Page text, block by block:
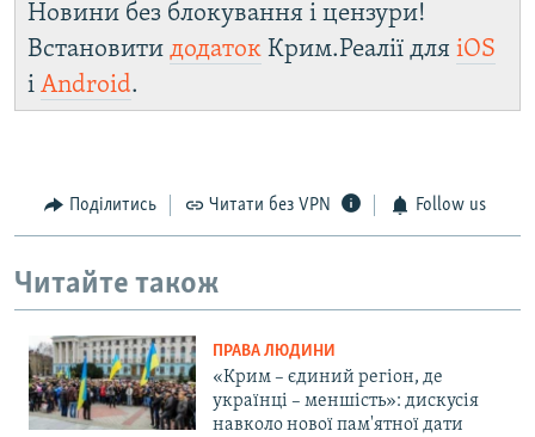
Новини без блокування і цензури!
Встановити додаток Крим.Реалії для iOS
і Android.
Поділитись Читати без VPN Follow us
Читайте також
ПРАВА ЛЮДИНИ
«Крим – єдиний регіон, де
українці – меншість»: дискусія
навколо нової пам'ятної дати